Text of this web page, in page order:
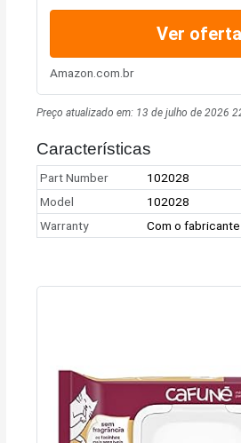
Ver oferta
Amazon.com.br
Preço atualizado em: 13 de julho de 2026
Características
Part Number
102028
Model
102028
Warranty
Com o fabricante